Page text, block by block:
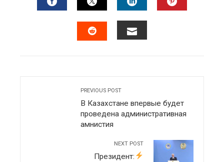
FACEBOOKTWITTERLINKEDIN
PREVIOUS POST
В Казахстане впервые будет
проведена административная
амнистия
NEXT POST
Президент: